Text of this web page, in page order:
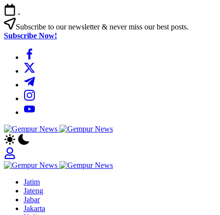
Skip
to
content
-
Subscribe to our newsletter & never miss our best posts.
Subscribe Now!
https://www.facebook.com/
https://twitter.com/
https://t.me/
https://www.instagram.com/
https://youtube.com/
Gempur
Jelajah
Informasi
Dunia
Tanpa
Gempur
Informasi
Dunia
Tanpa
Batas
Jatim
Jateng
Jabar
Jakarta